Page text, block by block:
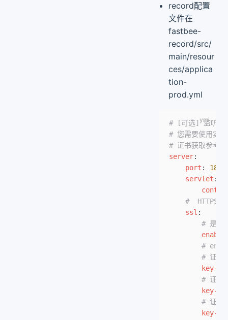
record配置
文件在
fastbee-
record/src/
main/resour
ces/applica
tion-
prod.yml
# [可选] 监听的
# 您需要使用实
# 证书获取参
server:
    port
:
    servlet
:
#  HTTPS配
    ssl
:
# 是否
#
# 证书
key-
# 证书
key-
# 证书
key-